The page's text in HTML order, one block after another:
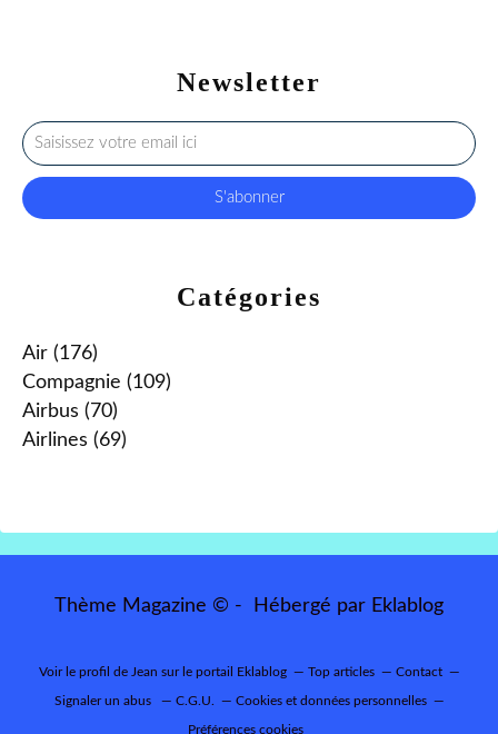
Newsletter
Catégories
Air (176)
Compagnie (109)
Airbus (70)
Airlines (69)
Thème Magazine © - Hébergé par Eklablog
Voir le profil de Jean sur le portail Eklablog Top articles Contact
Signaler un abus C.G.U. Cookies et données personnelles
Préférences cookies